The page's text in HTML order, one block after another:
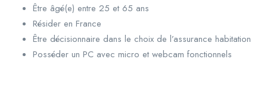
Être âgé(e) entre 25 et 65 ans
Résider en France
Être décisionnaire dans le choix de l’assurance habitation
Posséder un PC avec micro et webcam fonctionnels